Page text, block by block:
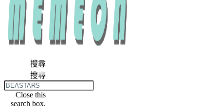
搜尋
搜尋
Close this
search box.